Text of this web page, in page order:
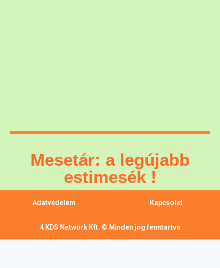
Mesetár: a legújabb
estimesék !
Adatvédelem Kapcsolat
4 KDS Network Kft. © Minden jog fenntartva